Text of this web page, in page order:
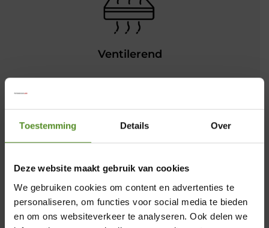
Toestemming Details Over
Deze website maakt gebruik van cookies
We gebruiken cookies om content en advertenties te
personaliseren, om functies voor social media te bieden
en om ons websiteverkeer te analyseren. Ook delen we
Ventilerend